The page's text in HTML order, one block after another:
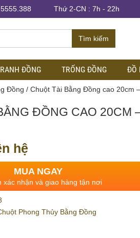
Thứ 2-CN : 7h - 22h
Tìm kiếm
ĐỒNG TRỐNG ĐỒNG ĐỒ
Đồng / Chuột Tài Bằng Đồng cao 20cm
ĐỒNG CAO 20CM
hệ
MUA NGAY
xác nhận và giao hàng tận nơi
Phong Thủy Bằng Đồng